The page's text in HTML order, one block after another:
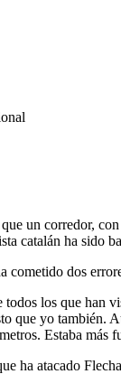
un corredor,
catalán ha sido
dos
los que han
que yo también.
Estaba más
ha atacado